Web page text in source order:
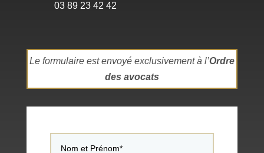
03 89 23 42 42
Le formulaire est envoyé exclusivement à l’Ordre
des avocats